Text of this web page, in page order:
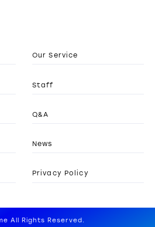
Our Service
Staff
Q&A
News
Privacy Policy
All Rights Reserved.